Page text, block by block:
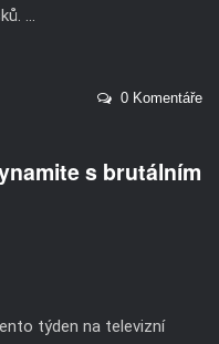
...
0 Komentáře
s brutálním
týden na televizní